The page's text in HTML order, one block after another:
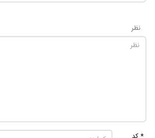
نظر